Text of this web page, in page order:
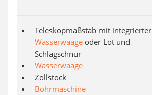
Teleskopmaßstab mit integrierter
Wasserwaage oder Lot und
Schlagschnur
Wasserwaage
Zollstock
Bohrmaschine